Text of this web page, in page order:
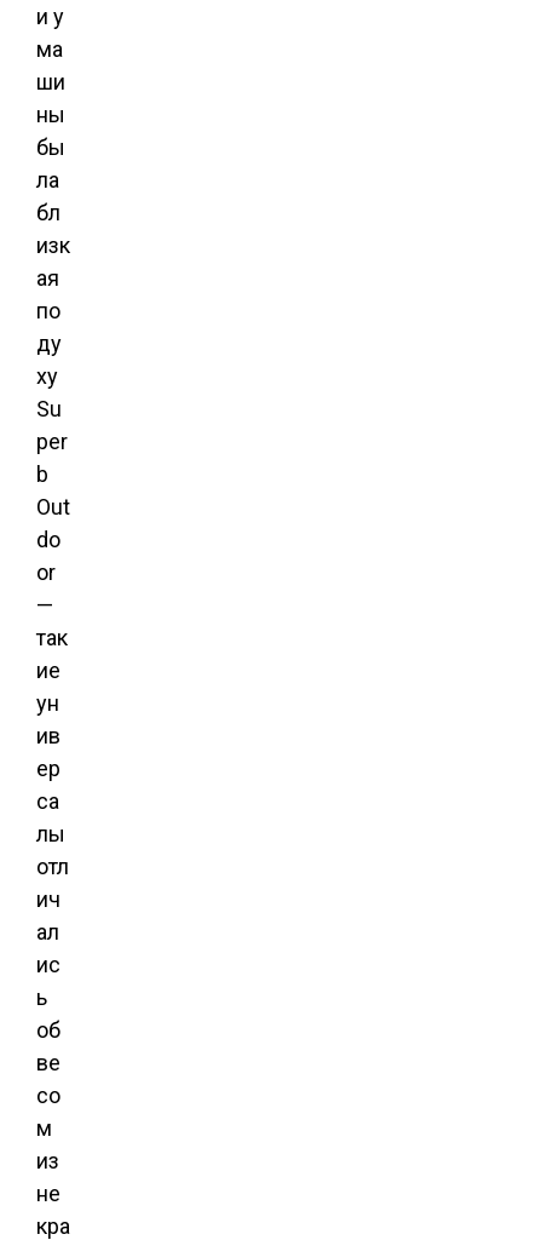
и у
ма
ши
ны
бы
ла
бл
изк
ая
по
ду
ху
Su
per
b
Out
do
or
—
так
ие
ун
ив
ер
са
лы
отл
ич
ал
ис
ь
об
ве
со
м
из
не
кра